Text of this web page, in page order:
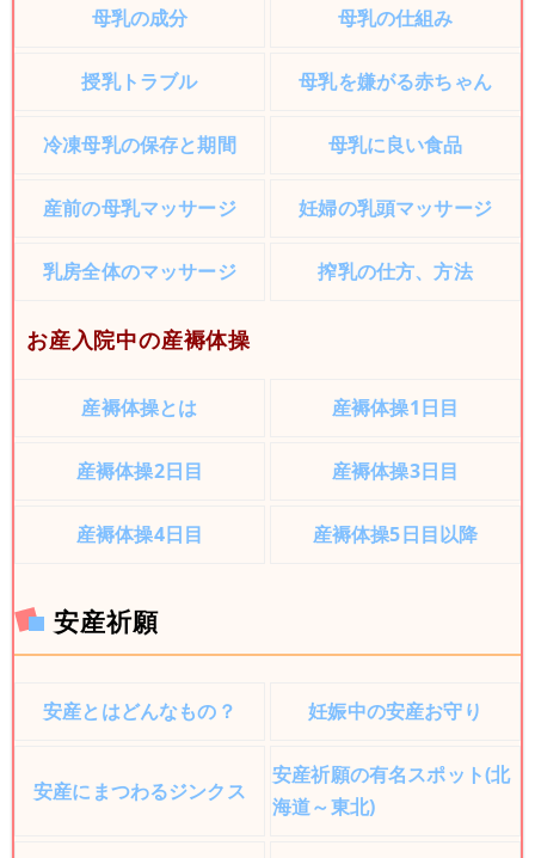
母乳の成分 母乳の仕組み
授乳トラブル 母乳を嫌がる赤ちゃん
冷凍母乳の保存と期間 母乳に良い食品
産前の母乳マッサージ 妊婦の乳頭マッサージ
乳房全体のマッサージ 搾乳の仕方、方法
お産入院中の産褥体操
産褥体操とは 産褥体操1日目
産褥体操2日目 産褥体操3日目
産褥体操4日目 産褥体操5日目以降
安産祈願
安産とはどんなもの？ 妊娠中の安産お守り
安産にまつわるジンクス
安産祈願の有名スポット(北
海道～東北)